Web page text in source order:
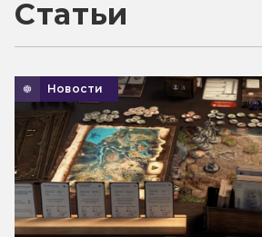
Статьи
Новости